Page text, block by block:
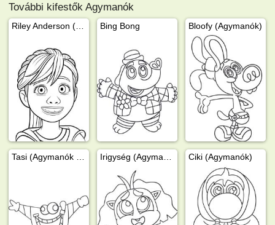
További kifestők Agymanók
Bing Bong Bloofy (Agymanók)
Ciki (Agymanók)